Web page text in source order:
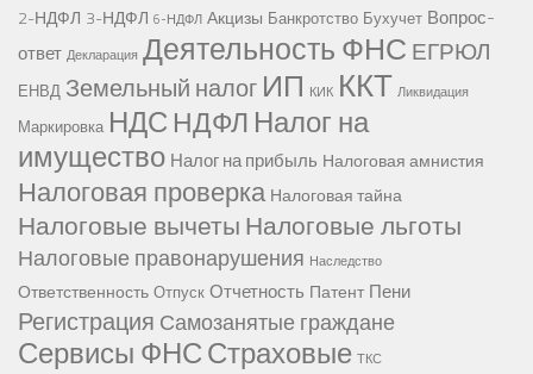
2-НДФЛ 3-НДФЛ 6-НДФЛ Акцизы Банкротство Бухучет Вопрос-
ответ Декларация Деятельность ФНС ЕГРЮЛ
ЕНВД Земельный налог ИП КИК ККТ Ликвидация
Маркировка НДС НДФЛ Налог на
имущество Налог на прибыль Налоговая амнистия
Налоговая проверка Налоговая тайна
Налоговые вычетыНалоговые льготы
Налоговые правонарушения Наследство
Ответственность Отпуск Отчетность Патент Пени
Регистрация Самозанятые граждане
Сервисы ФНССтраховые ТКС